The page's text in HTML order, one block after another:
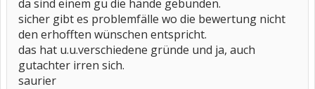
da sind einem gu die hände gebunden.
sicher gibt es problemfälle wo die bewertung nicht
den erhofften wünschen entspricht.
das hat u.u.verschiedene gründe und ja, auch
gutachter irren sich.
saurier